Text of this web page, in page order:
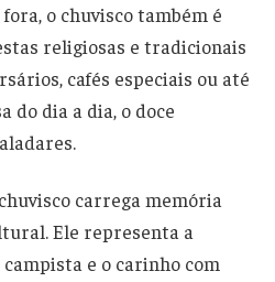
o chuvisco também é
religiosas e tradicionais
cafés especiais ou até
do dia a dia, o doce
carrega memória
Ele representa a
e o carinho com